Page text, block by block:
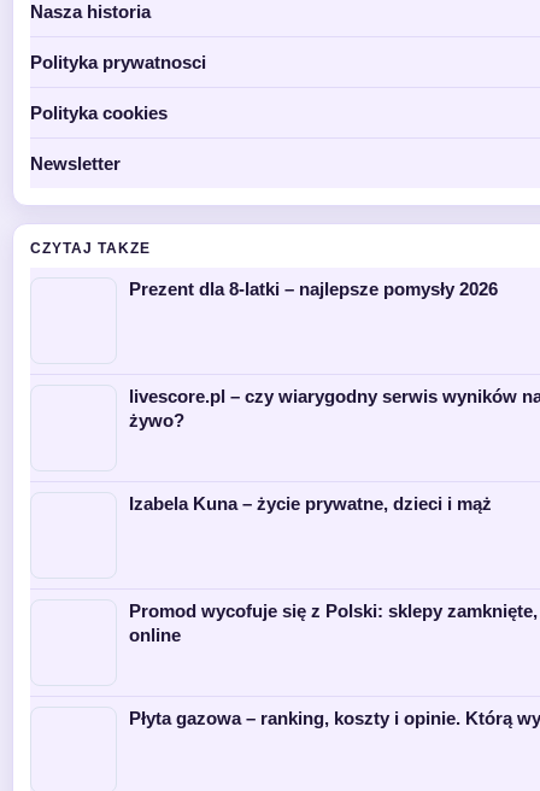
Nasza historia
Polityka prywatnosci
Polityka cookies
Newsletter
CZYTAJ TAKZE
Prezent dla 8-latki – najlepsze pomysły 2026
livescore.pl – czy wiarygodny serwis wyników
żywo?
Izabela Kuna – życie prywatne, dzieci i mąż
Promod wycofuje się z Polski: sklepy
online
Płyta gazowa – ranking, koszty i opinie. Którą